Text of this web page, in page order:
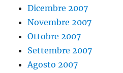
Dicembre 2007
Novembre 2007
Ottobre 2007
Settembre 2007
Agosto 2007